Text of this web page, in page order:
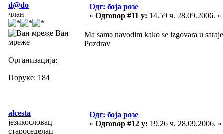
d@do
члан
Ван
мреже
Организација:
Поруке: 184
Одг: боја розе
« Одговор #11 у: 14.59 ч. 28.09.2006. »
Ma samo navodim kako se izgovara u
Pozdrav
alcesta
језикословац
староседелац
Одг: боја розе
« Одговор #12 у: 19.26 ч. 28.09.2006. »